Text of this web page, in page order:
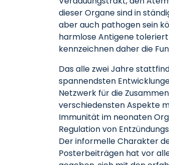
dieser Organe sind in
aber auch pathogen sein
harmlose Antigene
kennzeichnen daher die
Das alle zwei Jahre
spannendsten
Netzwerk für die
verschiedensten Aspekte
Immunität im neonaten
Regulation von
Der informelle Charakter
Posterbeiträgen hat vor